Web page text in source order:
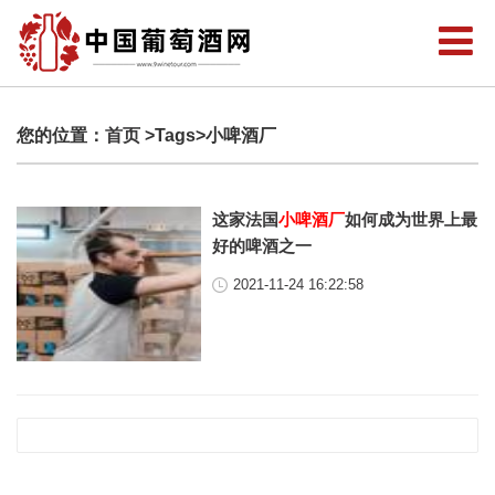
您的位置： 首页 >Tags>小啤酒厂
这家法国小啤酒厂如何成为世界上最
好的啤酒之一
2021-11-24 16:22:58